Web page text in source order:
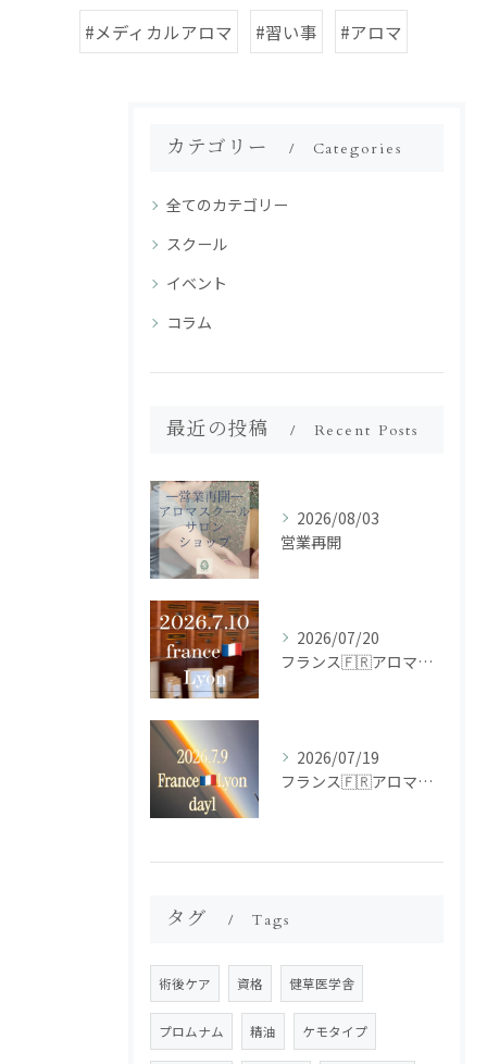
#メディカルアロマ #習い事 #アロマ
カテゴリー Categories
全てのカテゴリー
スクール
イベント
コラム
最近の投稿 Recent Posts
2026/08/03
営業再開
2026/07/20
フランス🇫🇷アロマ研修ツアー𝗱𝗮𝘆𝟮
2026/07/19
フランス🇫🇷アロマ研修ツアー𝗱𝗮𝘆𝟭
タグ Tags
術後ケア 資格 健草医学舎
プロムナム 精油 ケモタイプ